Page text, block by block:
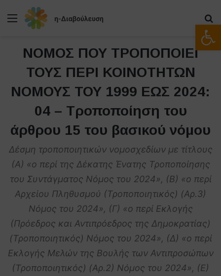
Μενού
ΝΟΜΟΣ ΠΟΥ ΤΡΟΠΟΠΟΙΕΙ
ΤΟΥΣ ΠΕΡΙ ΚΟΙΝΟΤΗΤΩΝ
ΝΟΜΟΥΣ ΤΟΥ 1999 ΕΩΣ 2024:
04 – Τροποποίηση του
άρθρου 15 του βασικού νόμου
Δέσμη τροποποιητικών νομοσχεδίων με τίτλους
(Α) «ο περί της Δέκατης Ένατης Τροποποίησης
του Συντάγματος Νόμος του 2024», (Β) «ο περί
Αρχείου Πληθυσμού (Τροποποιητικός) (Αρ.3)
Νόμος του 2024», (Γ) «ο περί Εκλογής
(Πρόεδρος και Αντιπρόεδρος της Δημοκρατίας)
(Τροποποιητικός) Νόμος του 2024», (Δ) «ο περί
Εκλογής Μελών της Βουλής των Αντιπροσώπων
(Τροποποιητικός) (Αρ.2) Νόμος του 2024», (Ε)